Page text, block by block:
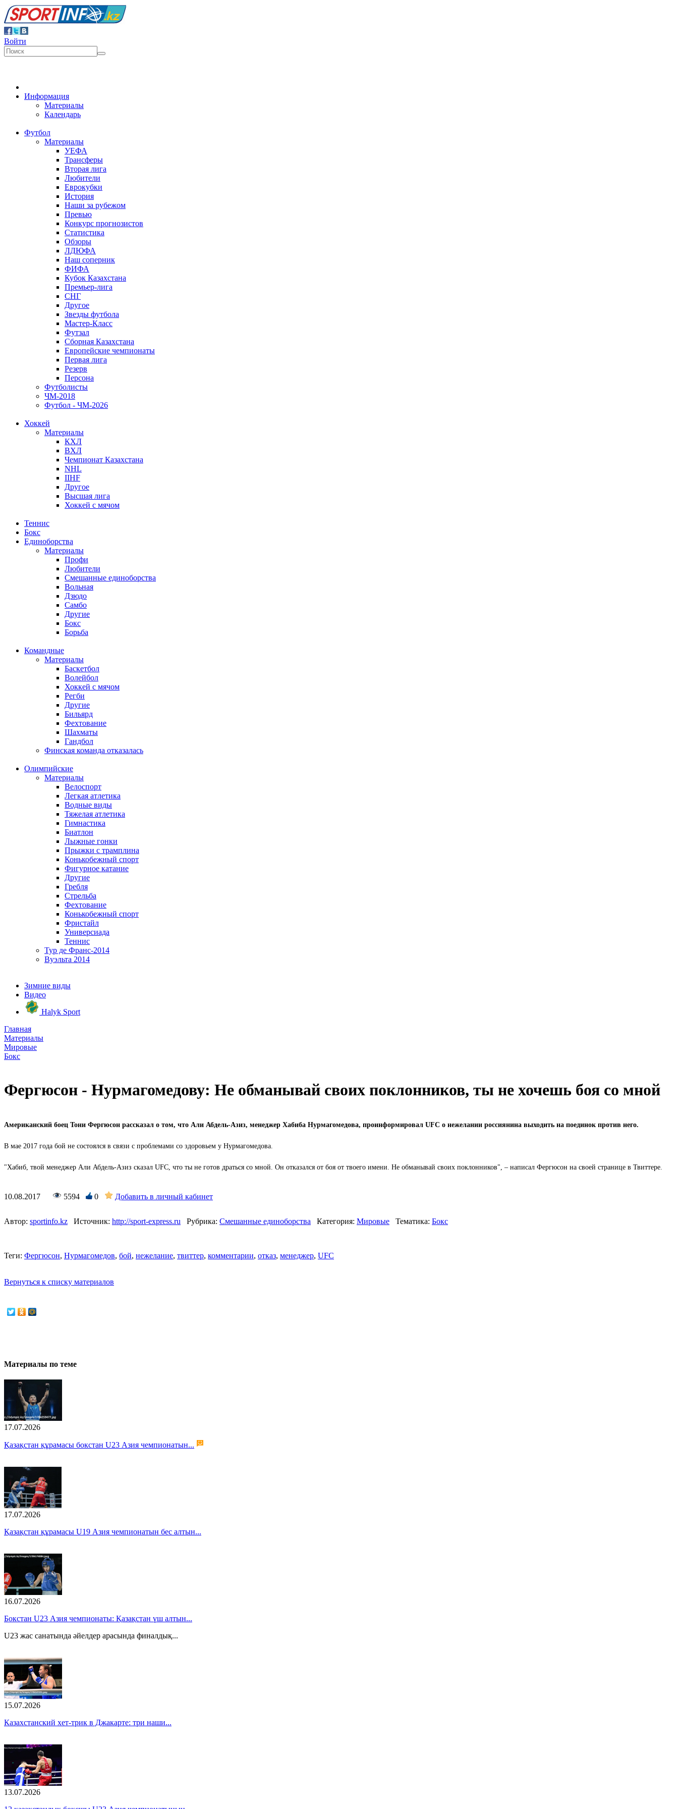
Войти
Информация
Материалы
Календарь
Футбол
Материалы
УЕФА
Трансферы
Вторая лига
Любители
Еврокубки
История
Наши за рубежом
Превью
Конкурс прогнозистов
Статистика
Обзоры
ЛДЮФА
Наш соперник
ФИФА
Кубок Казахстана
Премьер-лига
СНГ
Другое
Звезды футбола
Мастер-Класс
Футзал
Сборная Казахстана
Европейские чемпионаты
Первая лига
Резерв
Персона
Футболисты
ЧМ-2018
Футбол - ЧМ-2026
Хоккей
Материалы
КХЛ
ВХЛ
Чемпионат Казахстана
NHL
IIHF
Другое
Высшая лига
Хоккей с мячом
Теннис
Бокс
Единоборства
Материалы
Профи
Любители
Смешанные единоборства
Вольная
Дзюдо
Самбо
Другие
Бокс
Борьба
Командные
Материалы
Баскетбол
Волейбол
Хоккей с мячом
Регби
Другие
Бильярд
Фехтование
Шахматы
Гандбол
Финская команда отказалась
Олимпийские
Материалы
Велоспорт
Легкая атлетика
Водные виды
Тяжелая атлетика
Гимнастика
Биатлон
Лыжные гонки
Прыжки с трамплина
Конькобежный спорт
Фигурное катание
Другие
Гребля
Стрельба
Фехтование
Конькобежный спорт
Фристайл
Универсиада
Теннис
Тур де Франс-2014
Вуэльта 2014
Зимние виды
Видео
Halyk Sport
Главная
Материалы
Мировые
Бокс
Фергюсон - Нурмагомедову: Не обманывай своих поклонников, ты не хочешь боя со мной
Американский боец Тони Фергюсон рассказал о том, что Али Абдель-Азиз, менеджер Хабиба Нурмагомедова, проинформировал UFC о нежелании россиянина выходить на поединок против него.
В мае 2017 года бой не состоялся в связи с проблемами со здоровьем у Нурмагомедова.
"Хабиб, твой менеджер Али Абдель-Азиз сказал UFC, что ты не готов драться со мной. Он отказался от боя от твоего имени. Не обманывай своих поклонников", – написал Фергюсон на своей странице в Твиттере.
10.08.2017 5594 0 Добавить в личный кабинет
Автор: sportinfo.kz Источник: http://sport-express.ru Рубрика: Смешанные единоборства Категория: Мировые Тематика: Бокс
Теги: Фергюсон, Нурмагомедов, бой, нежелание, твиттер, комментарии, отказ, менеджер, UFC
Вернуться к списку материалов
Материалы по теме
17.07.2026
Қазақстан құрамасы бокстан U23 Азия чемпионатын...
17.07.2026
Қазақстан құрамасы U19 Азия чемпионатын бес алтын...
16.07.2026
Бокстан U23 Азия чемпионаты: Қазақстан үш алтын...
U23 жас санатында әйелдер арасында финалдық...
15.07.2026
Казахстанский хет-трик в Джакарте: три наши...
13.07.2026